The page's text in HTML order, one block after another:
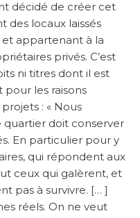
décidé de créer cet
des locaux laissés
et appartenant à la
privés. C’est
ni titres dont il est
pour les raisons
: « Nous
quartier doit conserver
En particulier pour y
qui répondent aux
ceux qui galèrent, et
pas à survivre. [… ]
réels. On ne veut